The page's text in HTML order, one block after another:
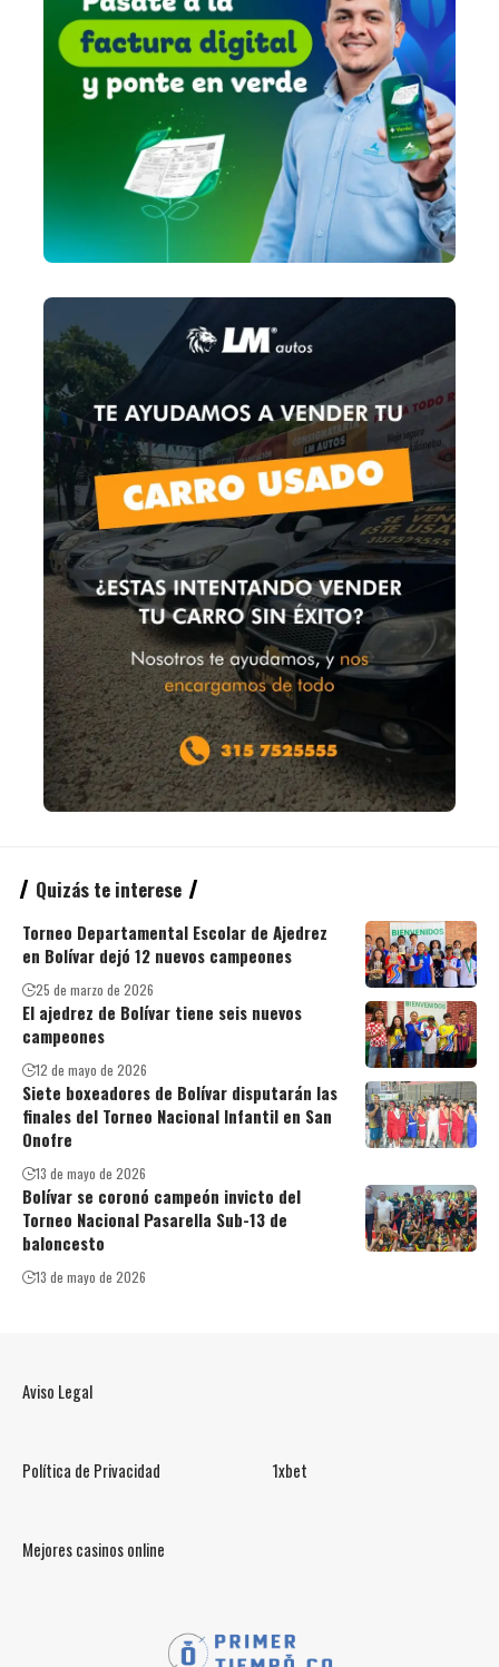
Quizás te interese
Torneo Departamental Escolar de Ajedrez
en Bolívar dejó 12 nuevos campeones
25 de marzo de 2026
El ajedrez de Bolívar tiene seis nuevos
campeones
12 de mayo de 2026
Siete boxeadores de Bolívar disputarán las
finales del Torneo Nacional Infantil en San
Onofre
13 de mayo de 2026
Bolívar se coronó campeón invicto del
Torneo Nacional Pasarella Sub-13 de
baloncesto
13 de mayo de 2026
Aviso Legal
Política de Privacidad 1xbet
Mejores casinos online